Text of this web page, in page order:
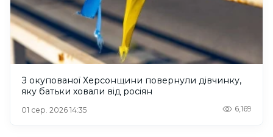
З окупованої Херсонщини повернули дівчинку,
яку батьки ховали від росіян
01 сер. 2026 14:35 6,169